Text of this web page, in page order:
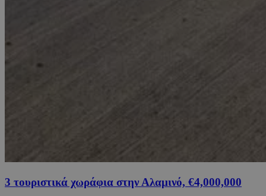
3 τουριστικά χωράφια στην Αλαμινό, €4,000,000